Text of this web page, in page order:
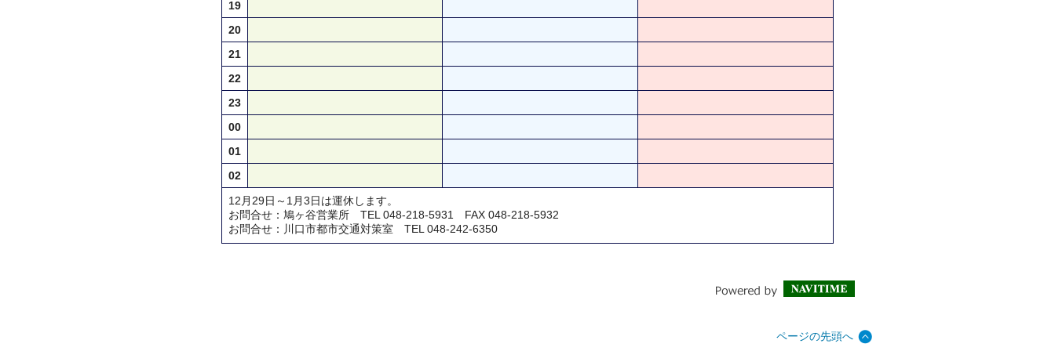
19
20
21
22
23
00
01
02
12月29日～1月3日は運休します。
お問合せ：鳩ヶ谷営業所 TEL 048-218-5931 FAX 048-218-5932
お問合せ：川口市都市交通対策室 TEL 048-242-6350
ページの先頭へ